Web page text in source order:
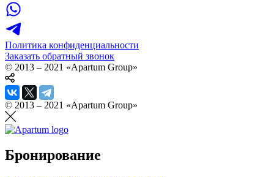
Политика конфиденциальности
Заказать обратный звонок
© 2013 – 2021 «Apartum Group»
© 2013 – 2021 «Apartum Group»
Бронирование